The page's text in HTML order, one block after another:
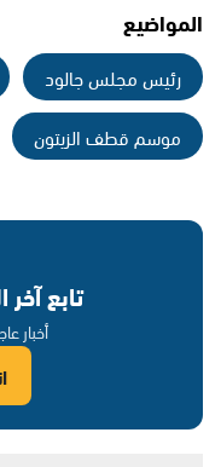
المواضيع
رئيس مجلس جالود
موسم قطف الزيتون
تابع
أخبار